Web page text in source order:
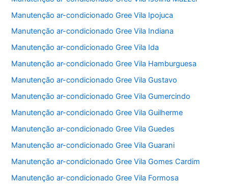
Manutenção ar-condicionado Gree Vila Ipojuca
Manutenção ar-condicionado Gree Vila Indiana
Manutenção ar-condicionado Gree Vila Ida
Manutenção ar-condicionado Gree Vila Hamburguesa
Manutenção ar-condicionado Gree Vila Gustavo
Manutenção ar-condicionado Gree Vila Gumercindo
Manutenção ar-condicionado Gree Vila Guilherme
Manutenção ar-condicionado Gree Vila Guedes
Manutenção ar-condicionado Gree Vila Guarani
Manutenção ar-condicionado Gree Vila Gomes Cardim
Manutenção ar-condicionado Gree Vila Formosa